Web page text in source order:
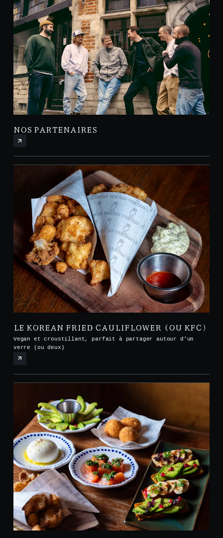
NOS PARTENAIRES
LE KOREAN FRIED CAULIFLOWER (OU KFC)
Vegan et croustillant, parfait à partager autour d’un
verre (ou deux)